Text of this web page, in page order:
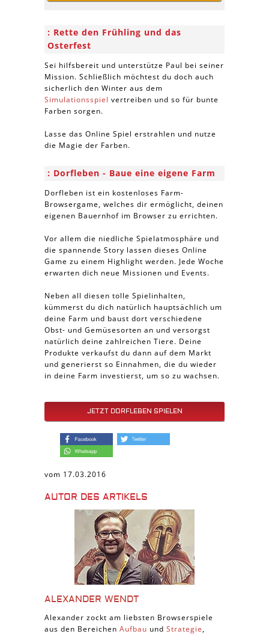
Rette den Frühling und das
Osterfest
Sei hilfsbereit und unterstütze Paul bei seiner
Mission. Schließlich möchtest du doch auch
sicherlich den Winter aus dem
Simulationsspiel vertreiben und so für bunte
Farben sorgen.
Lasse das Online Spiel erstrahlen und nutze
die Magie der Farben.
Dorfleben - Baue eine eigene Farm
Dorfleben ist ein kostenloses Farm-
Browsergame, welches dir ermöglicht, deinen
eigenen Bauernhof im Browser zu errichten.
Vor allem die niedliche Spielatmosphäre und
die spannende Story lassen dieses Online
Game zu einem Highlight werden. Jede Woche
erwarten dich neue Missionen und Events.
Neben all diesen tolle Spielinhalten,
kümmerst du dich natürlich hauptsächlich um
deine Farm und baust dort verschiedene
Obst- und Gemüsesorten an und versorgst
natürlich deine zahlreichen Tiere. Deine
Produkte verkaufst du dann auf dem Markt
und generierst so Einnahmen, die du wieder
in deine Farm investierst, um so zu wachsen.
JETZT DORFLEBEN SPIELEN
vom 17.03.2016
AUTOR DES ARTIKELS
ALEXANDER WENDT
Alexander zockt am liebsten Browserspiele
aus den Bereichen Aufbau und Strategie,